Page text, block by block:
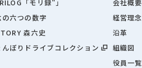
「モリ録"」
の六つの数字
森六史
んぼりドライブコレクション
会社概要
経営理念
沿革
組織図
役員一覧